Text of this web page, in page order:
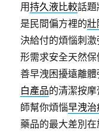
用持久液比較話
是民間偏方裡的壯
決給付的煩惱刺
形需求安全天然
善早洩困擾遠離
白產品的清潔按
師幫你煩惱早洩治
藥品的最大差別在